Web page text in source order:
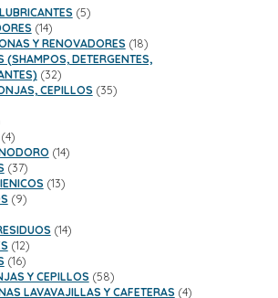
55
1414
productos
Y RENOVADORES 1818
productos
(SHAMPOS, DETERGENTES,
3232
productos
CEPILLOS 3535
44
productos1414
3737
productos
1313
99
1414
1212
productos
1616
productos
Y CEPILLOS 5858
productos
LAVAVAJILLAS Y CAFETERAS 44